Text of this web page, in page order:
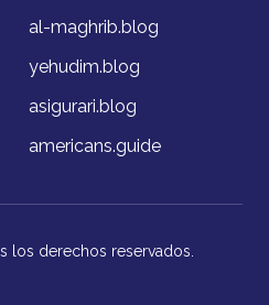
al-maghrib.blog
yehudim.blog
asigurari.blog
americans.guide
los derechos reservados.